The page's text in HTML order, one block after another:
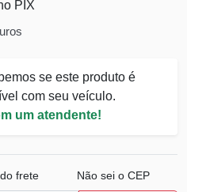
PIX
se este produto é
com seu veículo.
um atendente!
frete Não sei o CEP